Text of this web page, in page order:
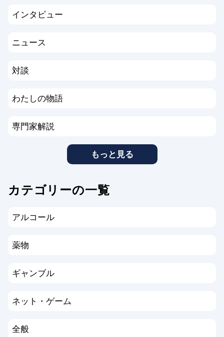
インタビュー
ニュース
対談
わたしの物語
専門家解説
もっと見る
カテゴリーの一覧
アルコール
薬物
ギャンブル
ネット・ゲーム
全般